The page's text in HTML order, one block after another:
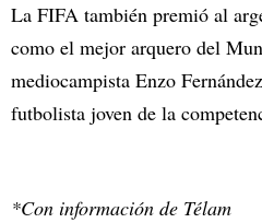
La FIFA también premió al
como el mejor arquero del
mediocampista Enzo
futbolista joven de la
*Con información de Télam